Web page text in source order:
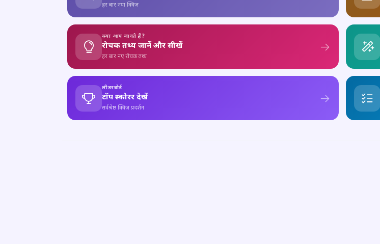
हर बार नया क्विज़
क्या आप जानते हैं?
रोचक तथ्य जानें और सीखें
हर बार नए रोचक तथ्य
लीडरबोर्ड
टॉप स्कोरर देखें
सर्वश्रेष्ठ क्विज़ प्रदर्शन